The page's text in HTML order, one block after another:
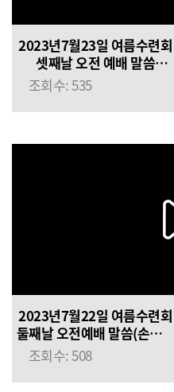
2023년7월23일 여름수련회
셋째날 오전 예배 말씀
(정의호 목사님) 상 받을 믿음
조회수: 535
2023년7월22일 여름수련회
둘째날 오전예배 말씀(손인규
목사님) 하나님 나라가
임하는 믿음
조회수: 508